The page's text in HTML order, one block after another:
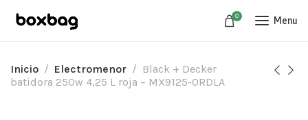
0 Menu
Inicio Electromenor
Black + Decker
batidora 250w 4,25 L roja – MX9125-0RDLA